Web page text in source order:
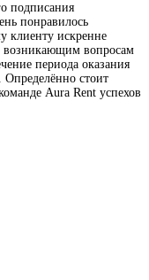
подписания
понравилось
клиенту искренне
возникающим вопросам
периода оказания
Определённо стоит
Aura Rent успехов